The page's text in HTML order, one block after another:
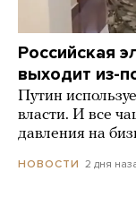
Российская
выходит из-
Путин
власти. И все
давления на
НОВОСТИ 2 дня